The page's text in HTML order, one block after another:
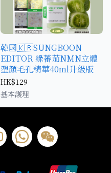
韓國🇰🇷SUNGBOON
EDITOR 綠蕃茄NMN立體
塑顏毛孔精華40ml升級版
HK$129
基本護理